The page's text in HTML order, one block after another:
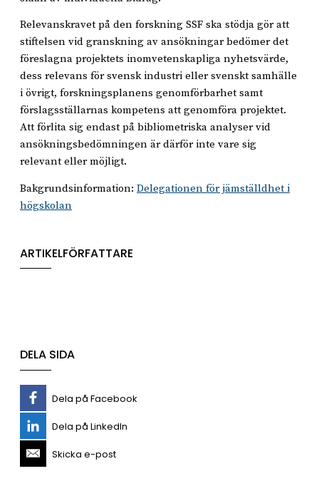
Relevanskravet på den forskning SSF ska stödja gör att
stiftelsen vid granskning av ansökningar bedömer det
föreslagna projektets inomvetenskapliga nyhetsvärde,
dess relevans för svensk industri eller svenskt samhälle
i övrigt, forskningsplanens genomförbarhet samt
förslagsställarnas kompetens att genomföra projektet.
Att förlita sig endast på bibliometriska analyser vid
ansökningsbedömningen är därför inte vare sig
relevant eller möjligt.
Bakgrundsinformation: Delegationen för jämställdhet i
högskolan
ARTIKELFÖRFATTARE
DELA SIDA
Dela på Facebook
Dela på LinkedIn
Skicka e-post